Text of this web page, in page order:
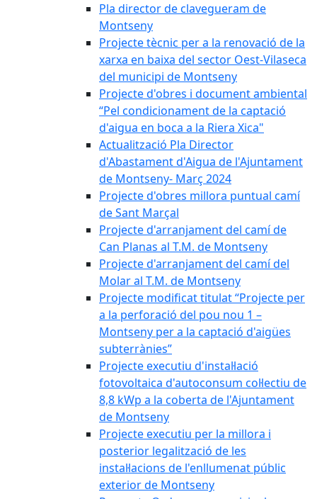
Pla director de clavegueram de
Montseny
Projecte tècnic per a la renovació de la
xarxa en baixa del sector Oest-Vilaseca
del municipi de Montseny
Projecte d'obres i document ambiental
“Pel condicionament de la captació
d'aigua en boca a la Riera Xica"
Actualització Pla Director
d'Abastament d'Aigua de l'Ajuntament
de Montseny- Març 2024
Projecte d'obres millora puntual camí
de Sant Marçal
Projecte d'arranjament del camí de
Can Planas al T.M. de Montseny
Projecte d'arranjament del camí del
Molar al T.M. de Montseny
Projecte modificat titulat “Projecte per
a la perforació del pou nou 1 –
Montseny per a la captació d'aigües
subterrànies”
Projecte executiu d'instal·lació
fotovoltaica d'autoconsum col·lectiu de
8,8 kWp a la coberta de l'Ajuntament
de Montseny
Projecte executiu per la millora i
posterior legalització de les
instal·lacions de l'enllumenat públic
exterior de Montseny